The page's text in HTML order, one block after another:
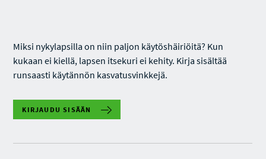
Miksi nykylapsilla on niin paljon käytöshäiriöitä? Kun
kukaan ei kiellä, lapsen itsekuri ei kehity. Kirja sisältää
runsaasti käytännön kasvatusvinkkejä.
KIRJAUDU SISÄÄN